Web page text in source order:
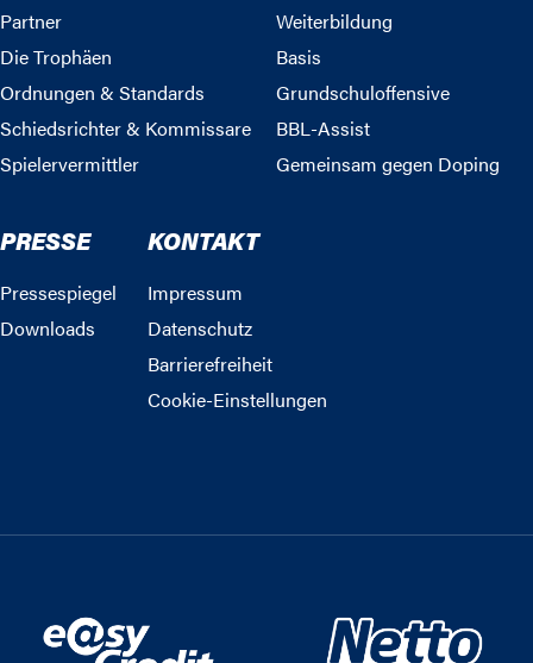
Partner
Die Trophäen
Ordnungen & Standards
Schiedsrichter & Kommissare
Spielervermittler
Weiterbildung
Basis
Grundschuloffensive
BBL-Assist
Gemeinsam gegen Doping
PRESSE
Pressespiegel
Downloads
KONTAKT
Impressum
Datenschutz
Barrierefreiheit
Cookie-Einstellungen